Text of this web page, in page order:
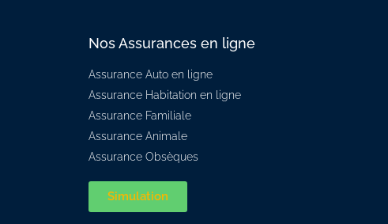
Nos Assurances en ligne
Assurance Auto en ligne
Assurance Habitation en ligne
Assurance Familiale
Assurance Animale
Assurance Obsèques
Simulation